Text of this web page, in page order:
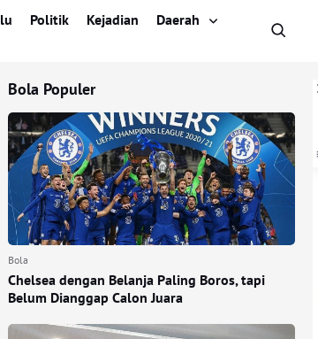
Politik Kejadian
Daerah
Bola Populer
Bola
Chelsea dengan Belanja Paling Boros, tapi
Belum Dianggap Calon Juara